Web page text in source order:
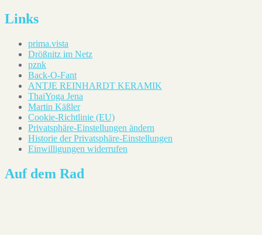
Links
prima.vista
Drößnitz im Netz
pznk
Back-O-Fant
ANTJE REINHARDT KERAMIK
ThaiYoga Jena
Martin Käßler
Cookie-Richtlinie (EU)
Privatsphäre-Einstellungen ändern
Historie der Privatsphäre-Einstellungen
Einwilligungen widerrufen
Auf dem Rad